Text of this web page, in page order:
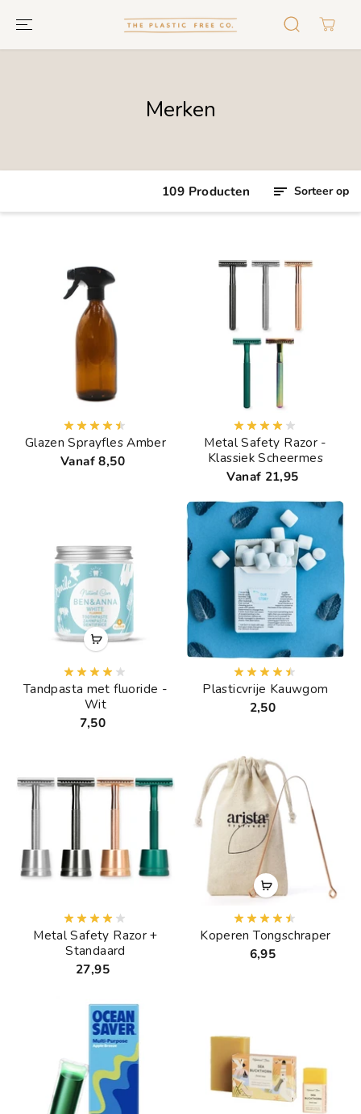
Merken
109 Producten Sorteer op
Glazen Sprayfles Amber
Vanaf 8,50
Metal Safety Razor -
Klassiek Scheermes
Vanaf 21,95
Tandpasta met fluoride -
Wit
7,50
Plasticvrije Kauwgom
2,50
Metal Safety Razor +
Standaard
27,95
Koperen Tongschraper
6,95